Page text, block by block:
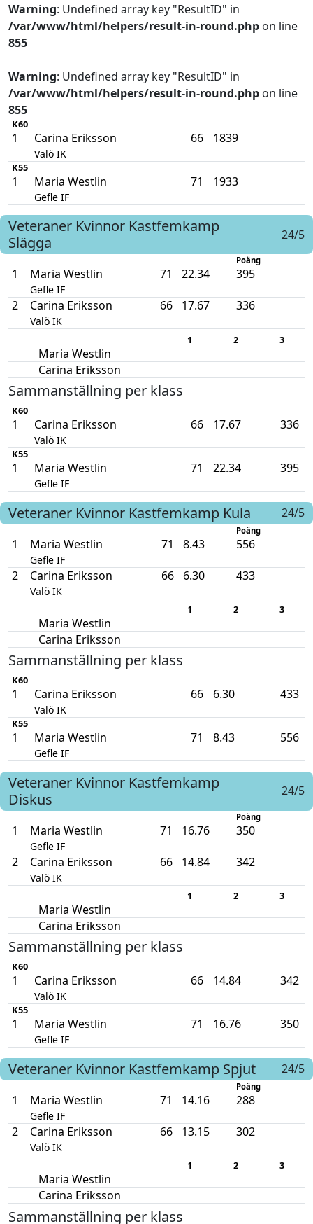
Warning: Undefined array key "ResultID" in
/var/www/html/helpers/result-in-round.php on line
855
Warning: Undefined array key "ResultID" in
/var/www/html/helpers/result-in-round.php on line
855
K60
1 Carina Eriksson
Valö IK
66 1839
K55
1 Maria Westlin
Gefle IF
71 1933
Veteraner Kvinnor Kastfemkamp
Slägga
24/5
Poäng
1 Maria Westlin
Gefle IF
71 22.34 395
2 Carina Eriksson
Valö IK
66 17.67 336
1 2 3
Maria Westlin
Carina Eriksson
Sammanställning per klass
K60
1 Carina Eriksson
Valö IK
66 17.67 336
K55
1 Maria Westlin
Gefle IF
71 22.34 395
Veteraner Kvinnor Kastfemkamp Kula 24/5
Poäng
1 Maria Westlin
Gefle IF
71 8.43 556
2 Carina Eriksson
Valö IK
66 6.30 433
1 2 3
Maria Westlin
Carina Eriksson
Sammanställning per klass
K60
1 Carina Eriksson
Valö IK
66 6.30 433
K55
1 Maria Westlin
Gefle IF
71 8.43 556
Veteraner Kvinnor Kastfemkamp
Diskus
24/5
Poäng
1 Maria Westlin
Gefle IF
71 16.76 350
2 Carina Eriksson
Valö IK
66 14.84 342
1 2 3
Maria Westlin
Carina Eriksson
Sammanställning per klass
K60
1 Carina Eriksson
Valö IK
66 14.84 342
K55
1 Maria Westlin
Gefle IF
71 16.76 350
Veteraner Kvinnor Kastfemkamp Spjut 24/5
Poäng
1 Maria Westlin
Gefle IF
71 14.16 288
2 Carina Eriksson
Valö IK
66 13.15 302
1 2 3
Maria Westlin
Carina Eriksson
Sammanställning per klass